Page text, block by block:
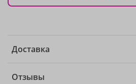
Доставка
Отзывы